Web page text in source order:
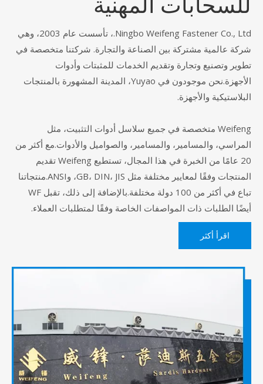
Ningbo Weifeng Fastener Co., Ltd.، تأسست عام 2003، وهي
شركة عالمية مشتركة بين الصناعة والتجارة. شركتنا متخصصة في
تطوير وتصنيع وتجارة وتقديم الخدمات للمثبتات وأدوات
الأجهزة.نحن موجودون في Yuyao، المدينة المشهورة بالمنتجات
البلاستيكية والأجهزة.
Weifeng متخصصة في جميع سلاسل أدوات التثبيت، مثل
المراسي، والمسامير، والمسامير، والصواميل والأدوات.مع أكثر من
20 عامًا من الخبرة في هذا المجال، تستطيع Weifeng تقديم
المنتجات وفقًا لمعايير مختلفة مثل GB، DIN، JIS، وANSI.منتجاتنا
تباع في أكثر من 100 دولة مختلفة.بالإضافة إلى ذلك، تقبل WF
أيضًا الطلبات ذات المواصفات الخاصة وفقًا لمتطلبات العملاء.
اقرأ أكثر